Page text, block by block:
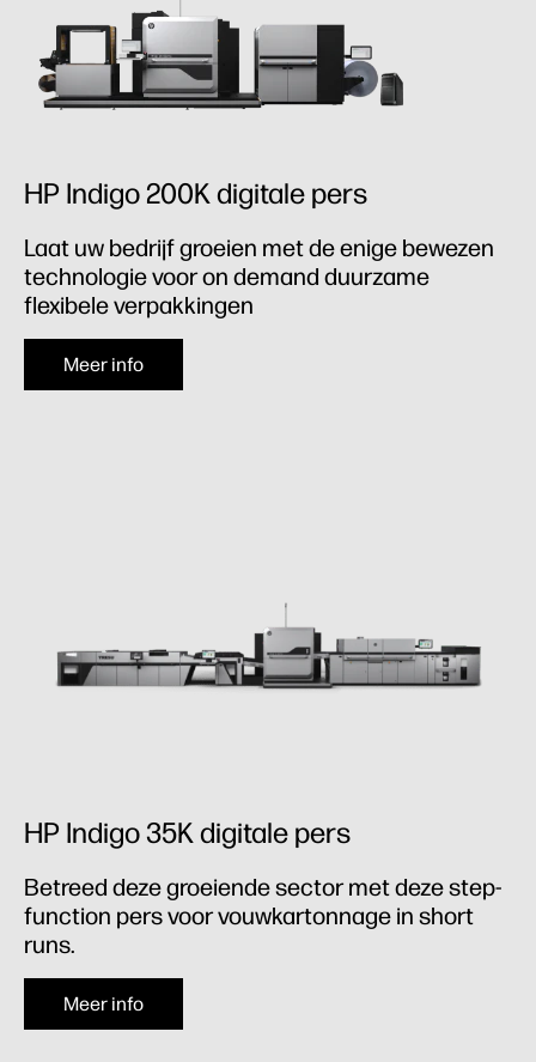
HP Indigo 200K digitale pers
Laat uw bedrijf groeien met de enige bewezen
technologie voor on demand duurzame
flexibele verpakkingen
Meer info
HP Indigo 35K digitale pers
Betreed deze groeiende sector met deze step-
function pers voor vouwkartonnage in short
runs.
Meer info